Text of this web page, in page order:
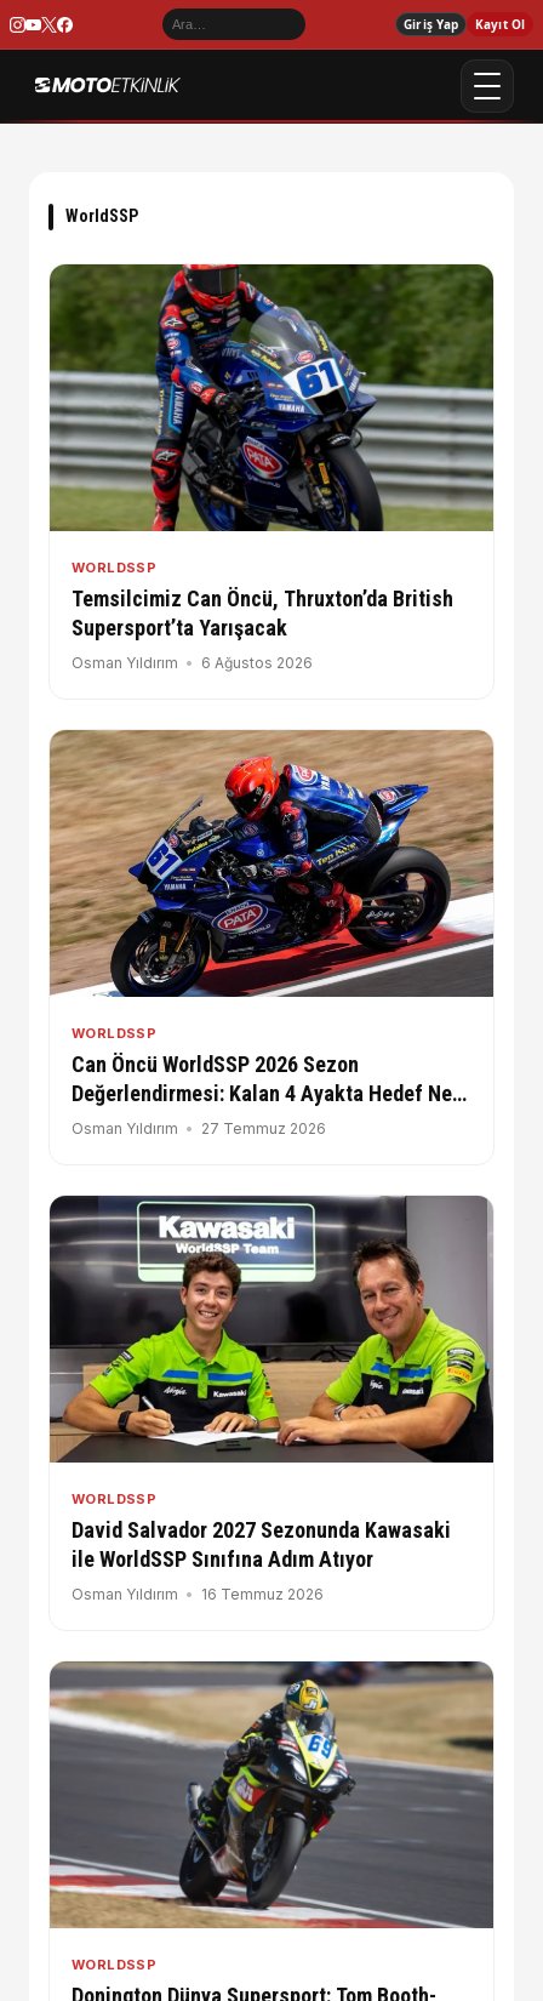
Giriş Yap Kayıt Ol
WorldSSP
WORLDSSP
Temsilcimiz Can Öncü, Thruxton’da British
Supersport’ta Yarışacak
Osman Yıldırım 6 Ağustos 2026
WORLDSSP
Can Öncü WorldSSP 2026 Sezon
Değerlendirmesi: Kalan 4 Ayakta Hedef Ne
Olmalı?
Osman Yıldırım 27 Temmuz 2026
WORLDSSP
David Salvador 2027 Sezonunda Kawasaki
ile WorldSSP Sınıfına Adım Atıyor
Osman Yıldırım 16 Temmuz 2026
WORLDSSP
Donington Dünya Supersport: Tom Booth-